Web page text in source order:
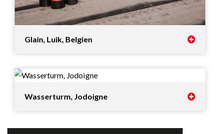
Glain, Luik, Belgien
Wasserturm, Jodoigne